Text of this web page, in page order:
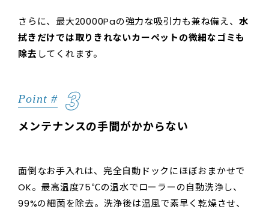
さらに、最大20000Paの強力な吸引力も兼ね備え、 水
拭きだけでは取りきれないカーペットの微細なゴミも
除去 してくれます。
Point # 3
メンテナンスの手間がかからない
面倒なお手入れは、完全自動ドックにほぼおまかせで
OK。最高温度75℃の温水でローラーの自動洗浄し、
99%の細菌を除去。洗浄後は温風で素早く乾燥させ、